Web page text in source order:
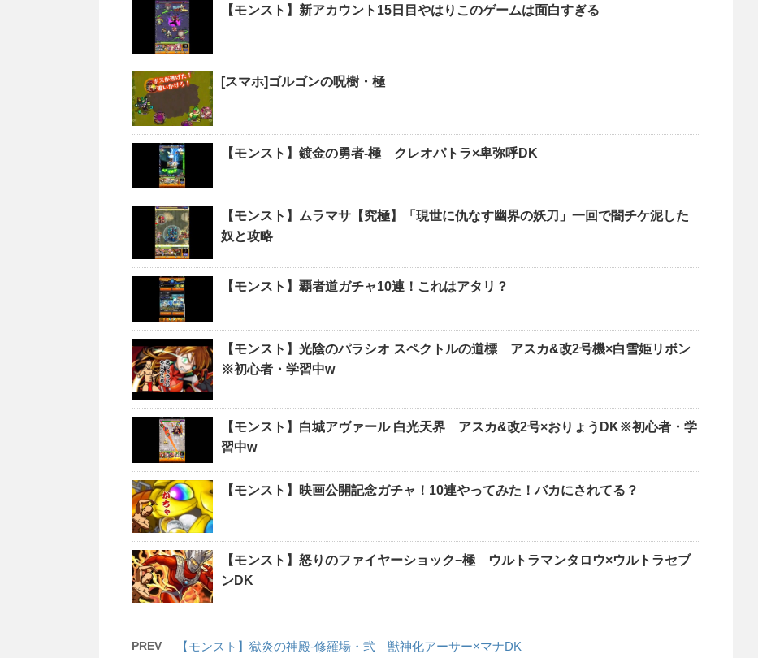
【モンスト】新アカウント15日目やはりこのゲームは面白すぎる
[スマホ]ゴルゴンの呪樹・極
【モンスト】鍍金の勇者-極 クレオパトラ×卑弥呼DK
【モンスト】ムラマサ【究極】「現世に仇なす幽界の妖刀」一回で闇チケ泥した
奴と攻略
【モンスト】覇者道ガチャ10連！これはアタリ？
【モンスト】光陰のパラシオ スペクトルの道標 アスカ&改2号機×白雪姫リボン
※初心者・学習中w
【モンスト】白城アヴァール 白光天界 アスカ&改2号×おりょうDK※初心者・学
習中w
【モンスト】映画公開記念ガチャ！10連やってみた！バカにされてる？
【モンスト】怒りのファイヤーショック−極 ウルトラマンタロウ×ウルトラセブ
ンDK
PREV 【モンスト】獄炎の神殿-修羅場・弐 獣神化アーサー×マナDK